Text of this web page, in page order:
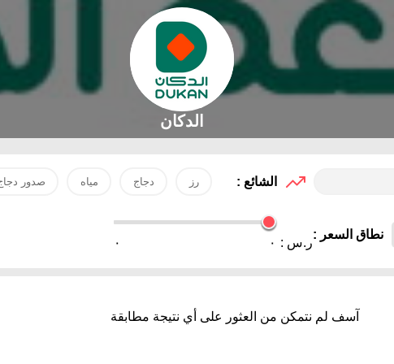
الدكان
الشائع : رز دجاج مياه صدور
نطاق السعر :
ر.س : ٠ ٠
آسف لم نتمكن من العثور على أي نتيجة مطابقة